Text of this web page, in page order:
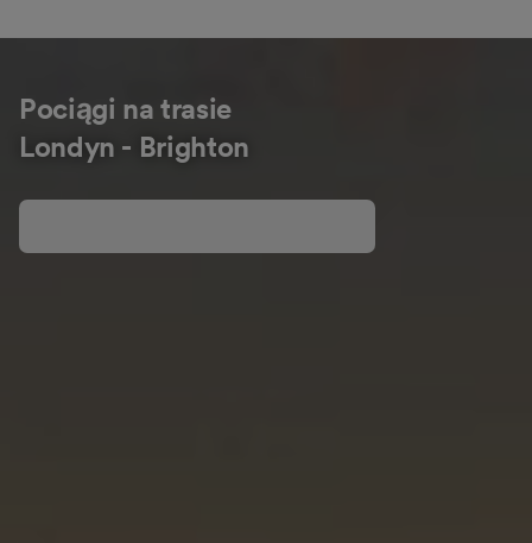
Pociągi na trasie
Londyn - Brighton